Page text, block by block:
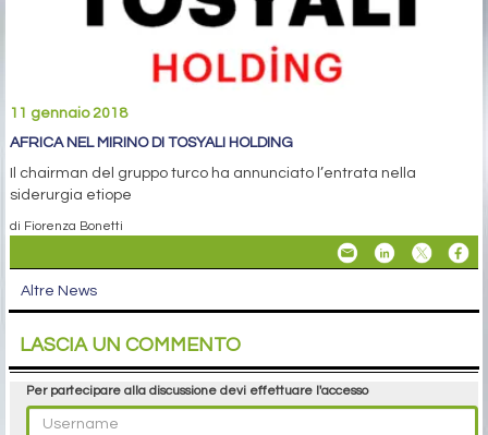
11 gennaio 2018
AFRICA NEL MIRINO DI TOSYALI HOLDING
Il chairman del gruppo turco ha annunciato l’entrata nella
siderurgia etiope
di Fiorenza Bonetti
Altre News
LASCIA UN COMMENTO
Per partecipare alla discussione devi effettuare l'accesso